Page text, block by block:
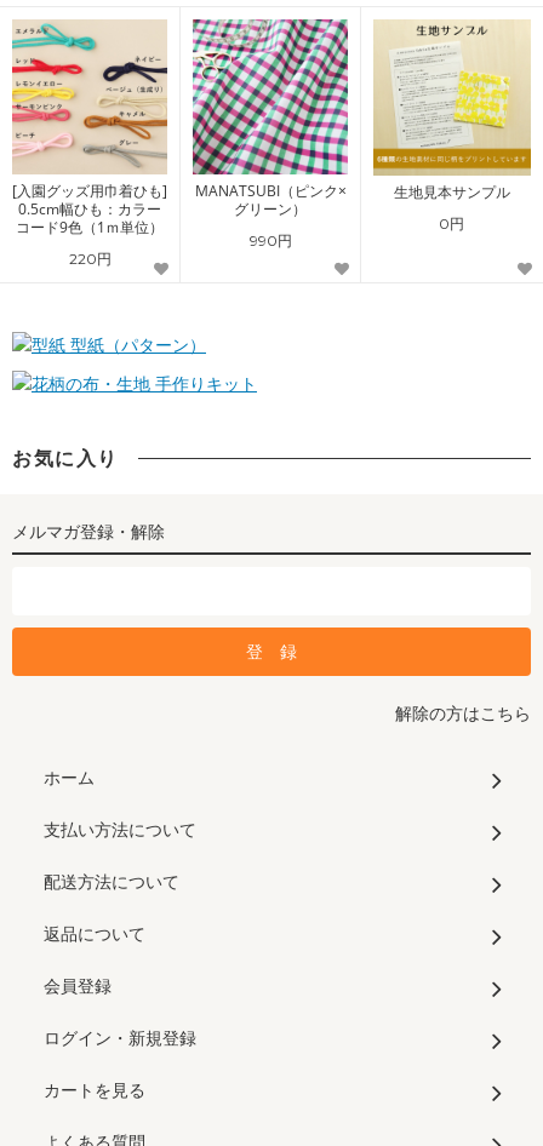
[入園グッズ用巾着ひも]
0.5cm幅ひも：カラー
コード9色（1ｍ単位）
220円
MANATSUBI（ピンク×
グリーン）
990円
生地見本サンプル
0円
型紙（パターン）
手作りキット
お気に入り
メルマガ登録・解除
解除の方はこちら
ホーム
支払い方法について
配送方法について
返品について
会員登録
ログイン・新規登録
カートを見る
よくある質問